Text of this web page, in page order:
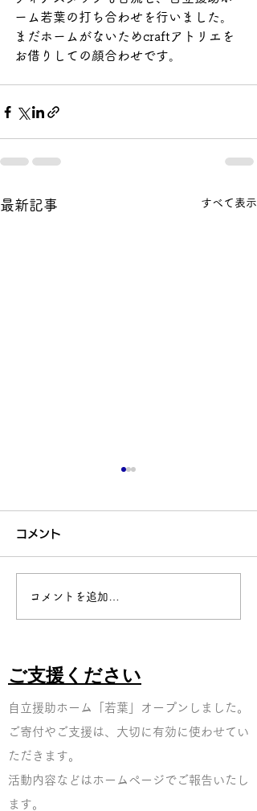
ーム若葉の打ち合わせを行いました。
まだホームがないためcraftアトリエを
お借りしての顔合わせです。
最新記事 すべて表示
ディズニーシー、初体
コメント
コメントを追加…
ご支援ください
自立援助ホーム「若葉」オープンしました。
ご寄付やご支援は、大切に有効に使わせてい
ただきます。
活動内容などはホームページでご報告いたし
ま す。